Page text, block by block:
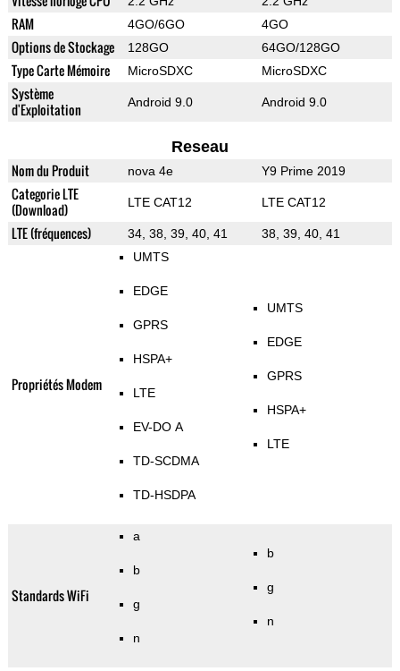
RAM 4GO/6GO 4GO
Options de Stockage 128GO 64GO/128GO
Type Carte Mémoire MicroSDXC MicroSDXC
Système
d'Exploitation
Android 9.0 Android 9.0
Reseau
Nom du Produit nova 4e Y9 Prime 2019
Categorie LTE
(Download)
LTE CAT12 LTE CAT12
LTE (fréquences) 34, 38, 39, 40, 41 38, 39, 40, 41
Propriétés Modem
UMTS
EDGE
GPRS
HSPA+
LTE
EV-DO A
TD-SCDMA
TD-HSDPA
UMTS
EDGE
GPRS
HSPA+
LTE
Standards WiFi
a
b
g
n
b
g
n